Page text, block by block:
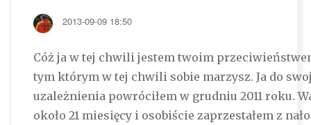
2013-09-09 18:50
Cóż ja w tej chwili jestem twoim
tym którym w tej chwili sobie marzysz. Ja do
uzależnienia powróciłem w grudniu 2011 roku.
około 21 miesięcy i osobiście zaprzestałem z